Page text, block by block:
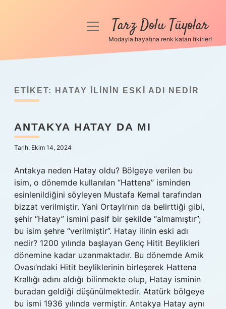
Anasayfa
Yasal Uyarı
Hakkımızda
menüyüTarz Dolu Tüyolar
Modayla hayatına renk katan fikirler!
ETIKET: HATAY ILININ ESKI ADI NEDIR
ANTAKYA HATAY DA MI
Tarih: Ekim 14, 2024
Antakya neden Hatay oldu? Bölgeye verilen bu
isim, o dönemde kullanılan “Hattena” isminden
esinlenildiğini söyleyen Mustafa Kemal tarafından
bizzat verilmiştir. Yani Ortaylı’nın da belirttiği gibi,
şehir “Hatay” ismini pasif bir şekilde “almamıştır”;
bu isim şehre “verilmiştir”. Hatay ilinin eski adı
nedir? 1200 yılında başlayan Genç Hitit Beylikleri
dönemine kadar uzanmaktadır. Bu dönemde Amik
Ovası’ndaki Hitit beyliklerinin birleşerek Hattena
Krallığı adını aldığı bilinmekte olup, Hatay isminin
buradan geldiği düşünülmektedir. Atatürk bölgeye
bu ismi 1936 yılında vermiştir. Antakya Hatay aynı